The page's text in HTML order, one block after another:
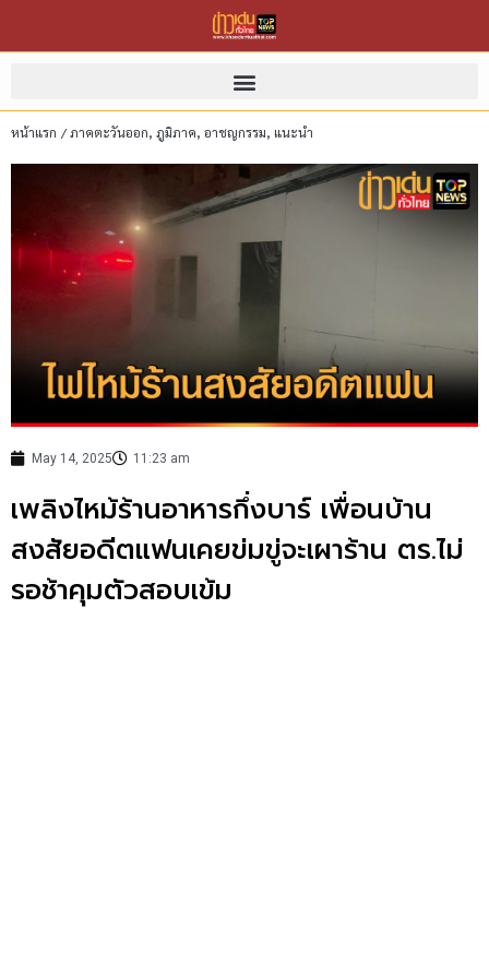
หน้าแรก /ภาคตะวันออก, ภูมิภาค, อาชญกรรม, แนะนำ
May 14, 2025 11:23 am
เพลิงไหม้ร้านอาหารกึ่งบาร์ เพื่อนบ้าน
สงสัยอดีตแฟนเคยข่มขู่จะเผาร้าน ตร.ไม่
รอช้าคุมตัวสอบเข้ม